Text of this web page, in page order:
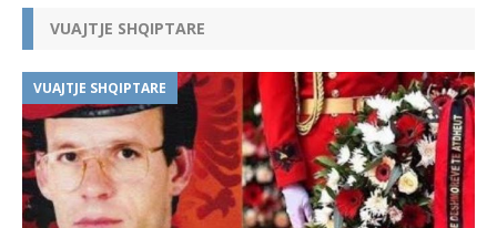
VUAJTJE SHQIPTARE
VUAJTJE SHQIPTARE